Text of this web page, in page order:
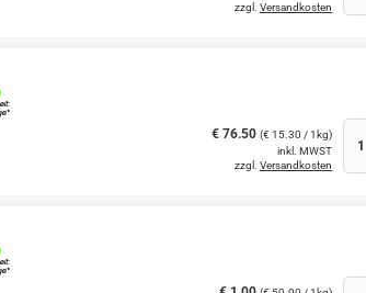
zzgl. Versandkosten
€ 76.50 (€ 15.30 / 1kg)
inkl. MWST
zzgl. Versandkosten